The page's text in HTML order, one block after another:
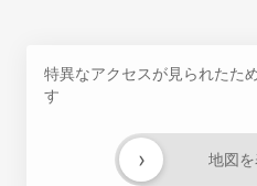
特異なアクセスが見られたた
す
地図
›